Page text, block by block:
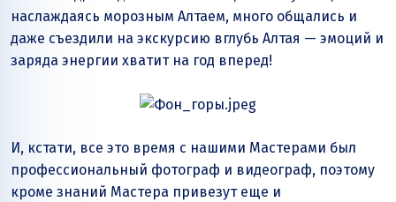
наслаждаясь морозным Алтаем, много общались и
даже съездили на экскурсию вглубь Алтая — эмоций и
заряда энергии хватит на год вперед!
И, кстати, все это время с нашими Мастерами был
профессиональный фотограф и видеограф, поэтому
кроме знаний Мастера привезут еще и